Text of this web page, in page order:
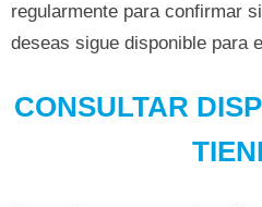
regularmente para confirmar
deseas sigue disponible para
CONSULTAR